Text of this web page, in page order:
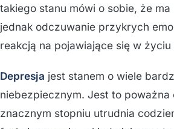
takiego stanu mówi o sobie, że
jednak odczuwanie przykrych
reakcją na pojawiające się w
Depresja jest stanem o wiele
niebezpiecznym. Jest to
znacznym stopniu utrudnia